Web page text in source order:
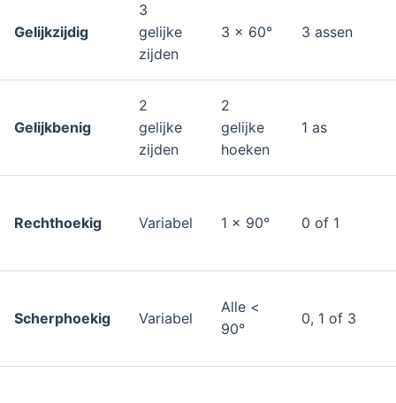
Gelijkzijdig
3
gelijke
zijden
3 × 60° 3 assen
Gelijkbenig
2
gelijke
zijden
2
gelijke
hoeken
1 as
Rechthoekig Variabel 1 × 90° 0 of 1
Scherphoekig Variabel
Alle <
90°
0, 1 of 3